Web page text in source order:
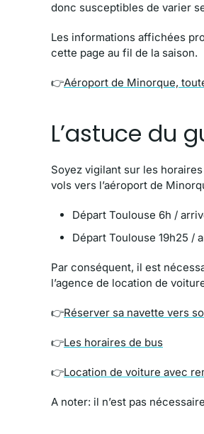
donc susceptibles de varier
Les informations affichées
cette page au fil de la saison.
👉Aéroport de Minorque,
L’astuce du
Soyez vigilant sur les
vols vers l’aéroport de
Départ Toulouse 6h /
Départ Toulouse 19h25 /
Par conséquent, il est
l’agence de location de
👉Réserver sa navette vers
👉Les horaires de bus
👉Location de voiture avec
A noter: il n’est pas